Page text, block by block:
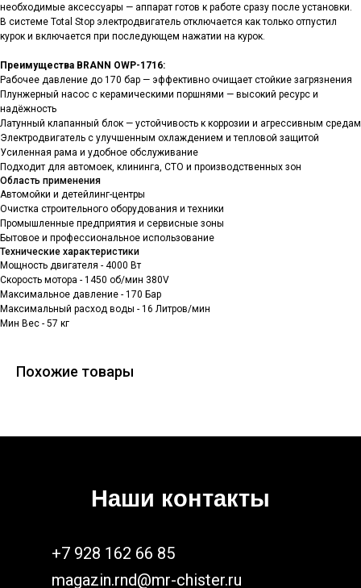
необходимые аксессуары — аппарат готов к работе сразу после установки.
В системе Total Stop электродвигатель отключается как только отпустил
курок и включается при последующем нажатии на курок.
Преимущества BRANN OWP-1716:
Рабочее давление до 170 бар — эффективно очищает стойкие загрязнения
Плунжерный насос с керамическими поршнями — высокий ресурс и
надёжность
Латунный клапанный блок — устойчивость к коррозии и агрессивным средам
Электродвигатель с улучшенным охлаждением и тепловой защитой
Усиленная рама и удобное обслуживание
Подходит для автомоек, клининга, СТО и производственных зон
Область применения
Автомойки и детейлинг-центры
Очистка строительного оборудования и техники
Промышленные предприятия и сервисные зоны
Бытовое и профессиональное использование
Технические характеристики
Мощность двигателя - 4000 Вт
Скорость мотора - 1450 об/мин 380V
Максимальное давление - 170 Бар
Максимальный расход воды - 16 Литров/мин
Мин Вес - 57 кг
Похожие товары
Наши контакты
+7 928 162 66 85
magazin.rnd@mr-chister.ru